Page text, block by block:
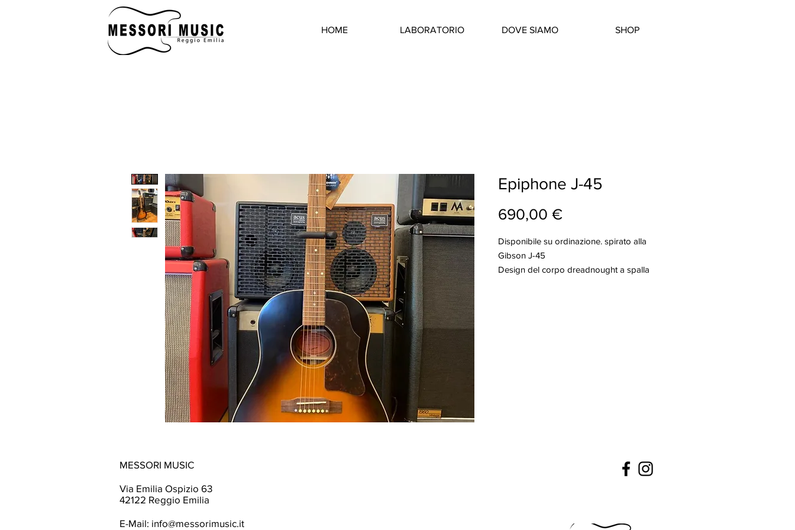
HOME LABORATORIO DOVE SIAMO SHOP
Epi­phone J-45
690,00 €Prezzo
Disponibile su ordinazione. spirato alla
Gibson J-45
Design del corpo dreadnought a spalla
MESSORI MUSIC
Via Emilia Ospizio 63
42122 Reggio Emilia
E-Mail: info@messorimusic.it